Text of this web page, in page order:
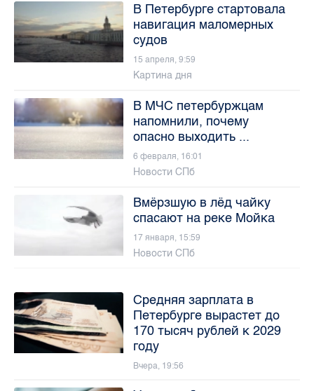
В Петербурге стартовала
навигация маломерных
судов
15 апреля, 9:59
Картина дня
В МЧС петербуржцам
напомнили, почему
опасно выходить ...
6 февраля, 16:01
Новости СПб
Вмёрзшую в лёд чайку
спасают на реке Мойка
17 января, 15:59
Новости СПб
Средняя зарплата в
Петербурге вырастет до
170 тысяч рублей к 2029
году
Вчера, 19:56